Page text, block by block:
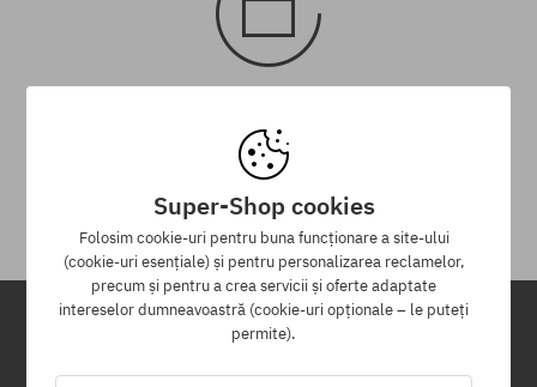
Pentru returnarea produsului ai la dispoziție 30 zile de la data
primirii.
Newsletter
Super-Shop cookies
Folosim cookie-uri pentru buna funcționare a site-ului
(cookie-uri esențiale) și pentru personalizarea reclamelor,
precum și pentru a crea servicii și oferte adaptate
intereselor dumneavoastră (cookie-uri opționale – le puteți
permite).